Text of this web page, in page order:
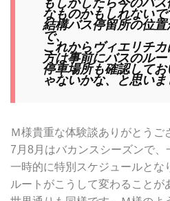
なものかもしれない
結構バス停留所の位
で、
これからヴィエリチ
方は事前にバスのルー
停車場所も確認して
ゃないかな、と思いま
Ｍ様貴重な体験談ありがとうご
7月8月はバカンスシーズンで
一時的に特別スケジュールとな
ルートがこうして変わること